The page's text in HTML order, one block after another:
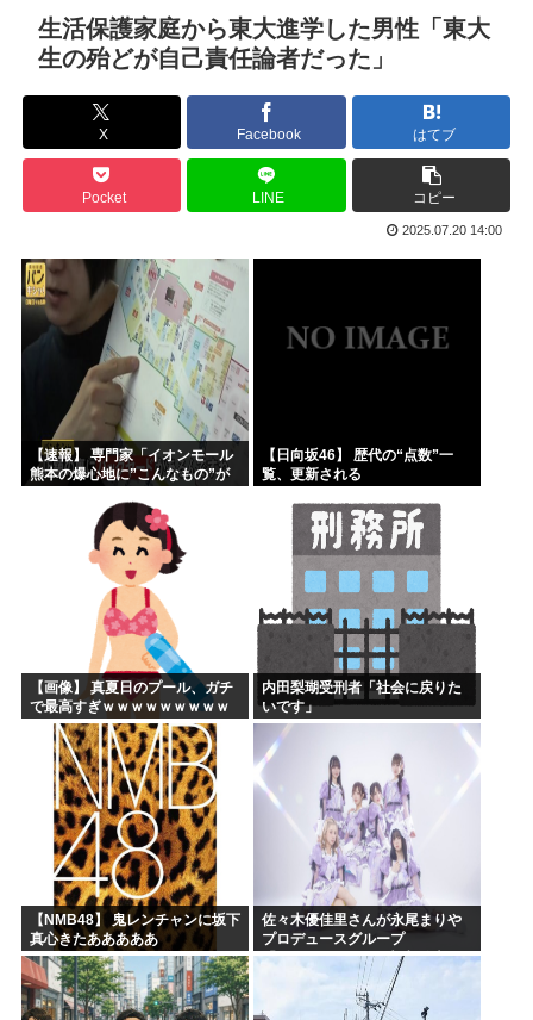
韓国人「日本には韓国みたいなドラッグストアがないので韓国...
宮崎駿「声優は娼婦のような声」←これ正論すぎるよな
バンダイナムコ決算、プリキュアが前年比大幅減少
財務省のエース、左遷
韓国人「地震で高市早苗ちゃんは北朝鮮の金正恩と比較され完...
山本五十六「明日は真珠湾攻撃か…なんやこれ、デスノート？...
【2019年】 重機の作業員が「なんだこれ」と通報した密...
高市早苗の秘書のガンステージ4はどうなったの？
アメリカ「ヤニねこは黒人をネコ娘にして黒人差別を描いた社...
維新県議、無許可で選挙カーレンタル事業 複数の維新候補が...
韓国人「現在、日本が密かに韓国からパクっているものがこち...
生活保護家庭から東大進学した男性「東大
生の殆どが自己責任論者だった」
X Facebook はてブ
Pocket LINE コピー
2025.07.20 14:00
【速報】 専門家「イオンモール
熊本の爆心地に”こんなもの”が
【日向坂46】 歴代の“点数”一
覧、更新される
【画像】 真夏日のプール、ガチ
で最高すぎｗｗｗｗｗｗｗｗｗ
内田梨瑚受刑者「社会に戻りた
いです」
【NMB48】 鬼レンチャンに坂下
真心きたあああああ
佐々木優佳里さんが永尾まりや
プロデュースグループ
「WASURENA」に加入発表！
現在のグループと兼任へ【元
AKB48ゆかるん・まりやぎ】